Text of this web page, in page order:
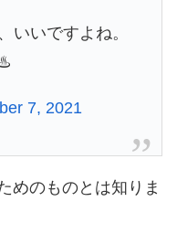
いいですよね。
7, 2021
めのものとは知りま